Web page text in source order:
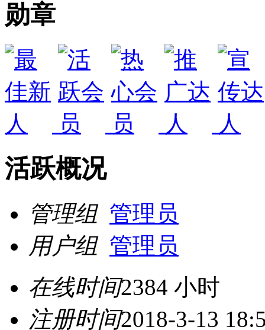
勋章
活跃概况
管理组 管理员
用户组 管理员
在线时间2384 小时
注册时间2018-3-13